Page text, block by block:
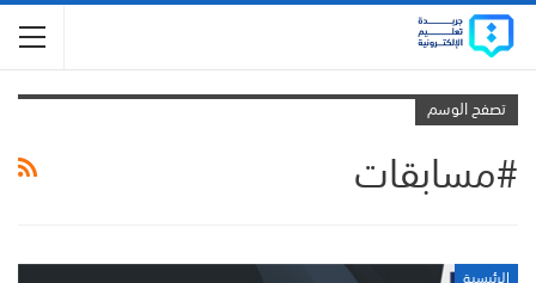
تصفح الوسم
#مسابقات